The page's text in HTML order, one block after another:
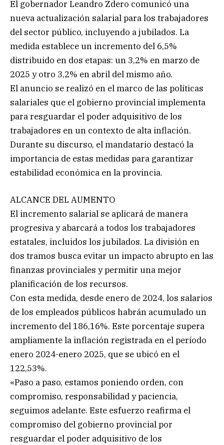
El gobernador Leandro Zdero comunicó una
nueva actualización salarial para los trabajadores
del sector público, incluyendo a jubilados. La
medida establece un incremento del 6,5%
distribuido en dos etapas: un 3,2% en marzo de
2025 y otro 3,2% en abril del mismo año.
El anuncio se realizó en el marco de las políticas
salariales que el gobierno provincial implementa
para resguardar el poder adquisitivo de los
trabajadores en un contexto de alta inflación.
Durante su discurso, el mandatario destacó la
importancia de estas medidas para garantizar
estabilidad económica en la provincia.
ALCANCE DEL AUMENTO
El incremento salarial se aplicará de manera
progresiva y abarcará a todos los trabajadores
estatales, incluidos los jubilados. La división en
dos tramos busca evitar un impacto abrupto en las
finanzas provinciales y permitir una mejor
planificación de los recursos.
Con esta medida, desde enero de 2024, los salarios
de los empleados públicos habrán acumulado un
incremento del 186,16%. Este porcentaje supera
ampliamente la inflación registrada en el período
enero 2024-enero 2025, que se ubicó en el
122,53%.
«Paso a paso, estamos poniendo orden, con
compromiso, responsabilidad y paciencia,
seguimos adelante. Este esfuerzo reafirma el
compromiso del gobierno provincial por
resguardar el poder adquisitivo de los